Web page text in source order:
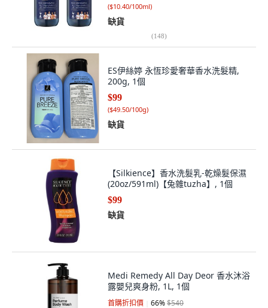
($10.40/100ml)
缺貨
(148)
ES伊絲婷 永恆珍愛奢華香水洗髮精,
200g, 1個
$99
($49.50/100g)
缺貨
【Silkience】香水洗髮乳-乾燥髮保濕
(20oz/591ml)【兔雜tuzha】, 1個
$99
缺貨
Medi Remedy All Day Deor 香水沐浴
露嬰兒爽身粉, 1L, 1個
首購折扣價 66%$540